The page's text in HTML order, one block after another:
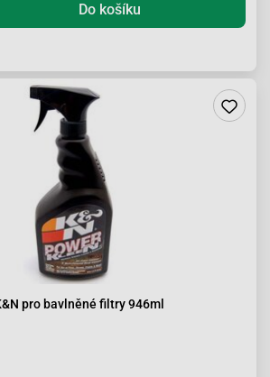
Do košíku
pro bavlněné filtry 946ml